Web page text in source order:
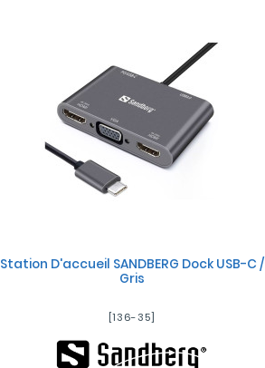
Station D'accueil SANDBERG Dock USB-C /
Gris
[136-35]